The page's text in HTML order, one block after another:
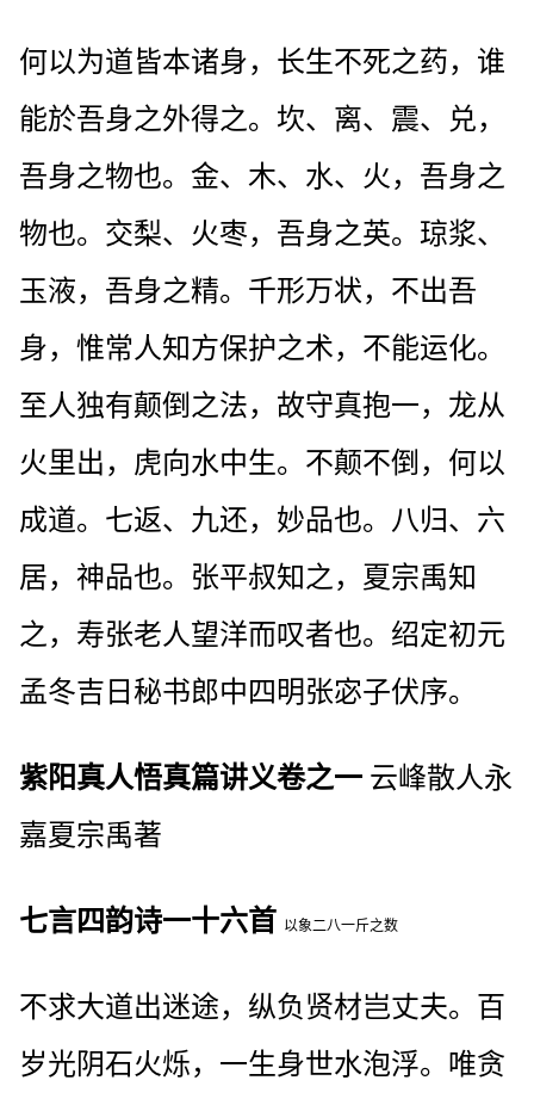
何以为道皆本诸身，长生不死之药，谁
能於吾身之外得之。坎、离、震、兑，
吾身之物也。金、木、水、火，吾身之
物也。交梨、火枣，吾身之英。琼浆、
玉液，吾身之精。千形万状，不出吾
身，惟常人知方保护之术，不能运化。
至人独有颠倒之法，故守真抱一，龙从
火里出，虎向水中生。不颠不倒，何以
成道。七返、九还，妙品也。八归、六
居，神品也。张平叔知之，夏宗禹知
之，寿张老人望洋而叹者也。绍定初元
孟冬吉日秘书郎中四明张宓子伏序。
紫阳真人悟真篇讲义卷之一 云峰散人永
嘉夏宗禹著
七言四韵诗一十六首 以象二八一斤之数
不求大道出迷途，纵负贤材岂丈夫。百
岁光阴石火烁，一生身世水泡浮。唯贪